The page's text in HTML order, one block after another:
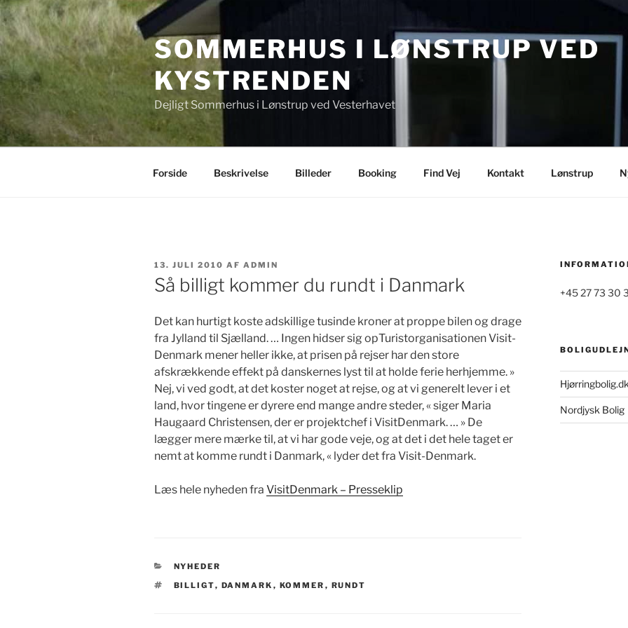
Videre
til
indhold
SOMMERHUS I LØNSTRUP VED
KYSTRENDEN
Dejligt Sommerhus i Lønstrup ved Vesterhavet
Forside Beskrivelse Billeder Booking Find Vej Kontakt Lønstrup
UDGIVET
DEN
13. JULI 2010 AF ADMIN
Så billigt kommer du rundt i Danmark
Det kan hurtigt koste adskillige tusinde kroner at proppe bilen og drage
fra Jylland til Sjælland. … Ingen hidser sig opTuristorganisationen Visit-
Denmark mener heller ikke, at prisen på rejser har den store
afskrækkende effekt på danskernes lyst til at holde ferie herhjemme. »
Nej, vi ved godt, at det koster noget at rejse, og at vi generelt lever i et
land, hvor tingene er dyrere end mange andre steder, « siger Maria
Haugaard Christensen, der er projektchef i VisitDenmark. … » De
lægger mere mærke til, at vi har gode veje, og at det i det hele taget er
nemt at komme rundt i Danmark, « lyder det fra Visit-Denmark.
Læs hele nyheden fra VisitDenmark – Presseklip
KATEGORIER
NYHEDER
TAGS
BILLIGT, DANMARK , KOMMER , RUNDT
+45 27 73 30
Hjørringbolig.dk
Nordjysk Bolig